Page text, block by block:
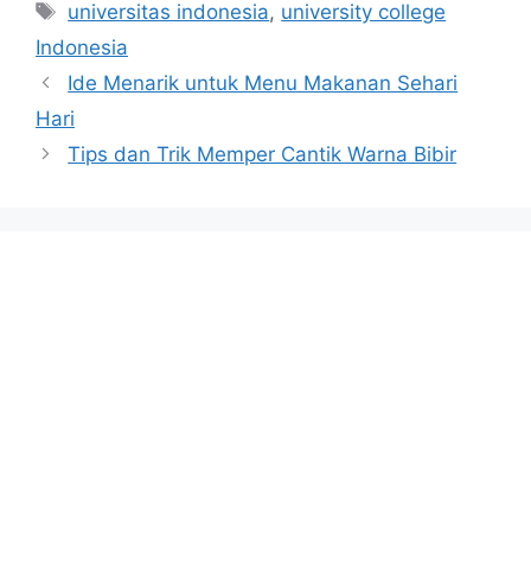
Tags
universitas indonesia, university college
Indonesia
Ide Menarik untuk Menu Makanan Sehari
Hari
Tips dan Trik Memper Cantik Warna Bibir